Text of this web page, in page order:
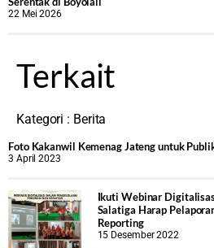
22 Mei 2026
Terkait
Kategori : Berita
Foto Kakanwil Kemenag Jateng untuk
3 April 2023
Ikuti Webinar
Salatiga Harap
Reporting
15 Desember 2022